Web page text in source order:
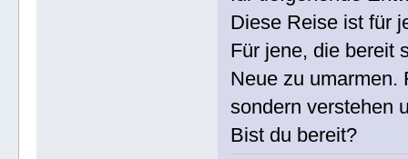
Diese Reise ist für
Für jene, die bereit
Neue zu umarmen.
sondern verstehen
Bist du bereit?